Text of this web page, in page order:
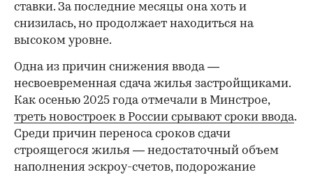
ставки. За последние месяцы она хоть и
снизилась, но продолжает находиться на
высоком уровне.
Одна из причин снижения ввода —
несвоевременная сдача жилья застройщиками.
Как осенью 2025 года отмечали в Минстрое,
треть новостроек в России срывают сроки ввода.
Среди причин переноса сроков сдачи
строящегося жилья — недостаточный объем
наполнения эскроу-счетов, подорожание